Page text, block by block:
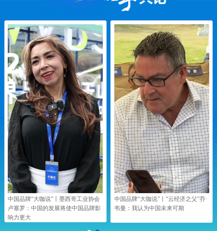
中国品牌“大咖说”丨墨西哥工业协会
卢塞罗：中国的发展将使中国品牌影
响力更大
中国品牌“大咖说”丨“云经济之父”乔·
韦曼：我认为中国未来可期